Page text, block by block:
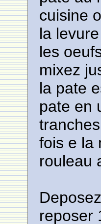
cuisine
la
les
mixez
la pate
pate en
fois e la
rouleau
reposer